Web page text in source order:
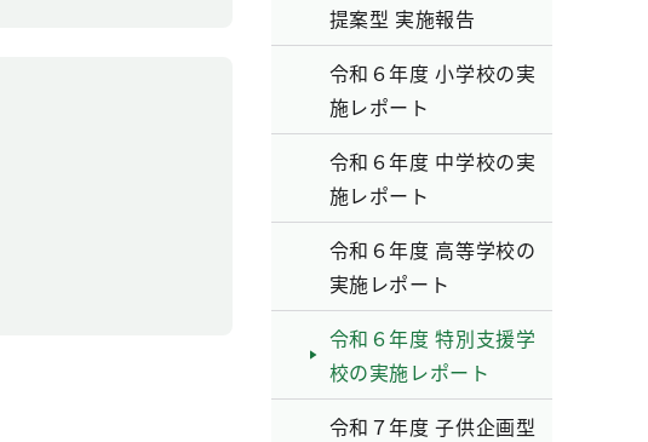
提案型 実施報告
令和６年度 小学校の実
施レポート
令和６年度 中学校の実
施レポート
令和６年度 高等学校の
実施レポート
令和６年度 特別支援学
校の実施レポート
令和７年度 子供企画型